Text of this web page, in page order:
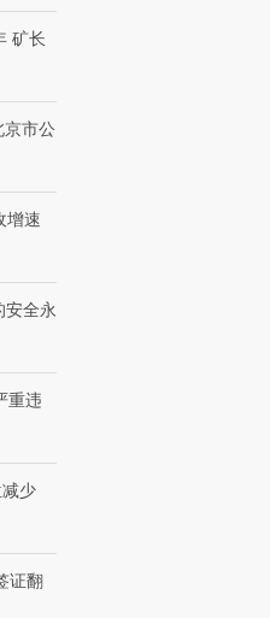
矿长
京市公
增速
安全永
重违
少
证翻